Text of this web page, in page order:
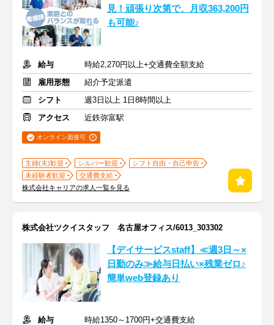
見！頑張り次第で、月収363,200円
も可能♪
給与
時給2,270円以上+交通費全額支給
雇用形態
紹介予定派遣
シフト
週3日以上 1日8時間以上
アクセス
近鉄弥富駅
オンライン面接可
主婦(夫)歓迎 シルバー歓迎
シフト自由・自己申告
未経験者歓迎
交通費支給
株式会社キャリアの求人一覧を見る
株式会社ツクイスタッフ 名古屋オフィス/6013_303302
【デイサービスstaff】≪週3日～×
日勤のみ≫給与日払い×残業ゼロ♪
簡単web登録あり
給与
時給1350～1700円+交通費支給